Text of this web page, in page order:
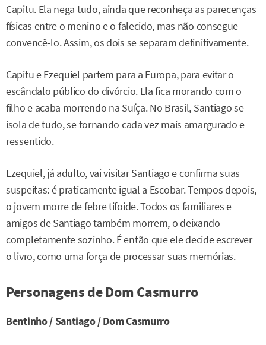
Capitu. Ela nega tudo, ainda que reconheça as parecenças
físicas entre o menino e o falecido, mas não consegue
convencê-lo. Assim, os dois se separam definitivamente.
Capitu e Ezequiel partem para a Europa, para evitar o
escândalo público do divórcio. Ela fica morando com o
filho e acaba morrendo na Suíça. No Brasil, Santiago se
isola de tudo, se tornando cada vez mais amargurado e
ressentido.
Ezequiel, já adulto, vai visitar Santiago e confirma suas
suspeitas: é praticamente igual a Escobar. Tempos depois,
o jovem morre de febre tifoide. Todos os familiares e
amigos de Santiago também morrem, o deixando
completamente sozinho. É então que ele decide escrever
o livro, como uma força de processar suas memórias.
Personagens de Dom Casmurro
Bentinho / Santiago / Dom Casmurro